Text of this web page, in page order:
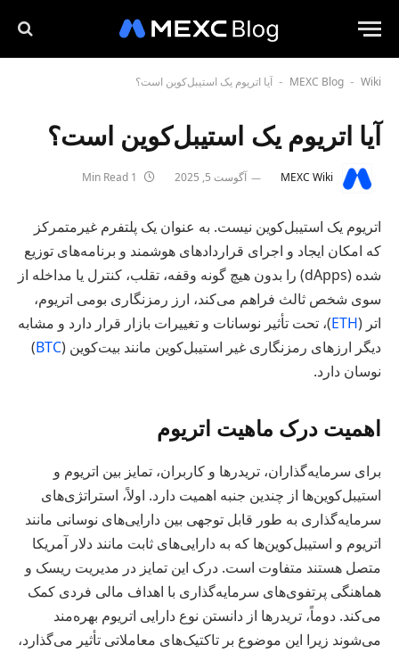
MEXC Blog - Wiki
- آیا اتریوم یک استیبل‌کوین است؟
آیا اتریوم یک استیبل‌کوین است؟
MEXC Wiki آگوست 5, 2025
اتریوم یک استیبل‌کوین نیست. به عنوان یک پلتفرم غیرمتمرکز
که امکان ایجاد و اجرای قراردادهای هوشمند و برنامه‌های توزیع
شده (dApps) را بدون هیچ گونه وقفه، تقلب، کنترل یا مداخله از
سوی شخص ثالث فراهم می‌کند، ارز رمزنگاری بومی اتریوم،
اتر (ETH)، تحت تأثیر نوسانات و تغییرات بازار قرار دارد و مشابه
دیگر ارزهای رمزنگاری غیر استیبل‌کوین مانند بیت‌کوین (BTC
)
نوسان دارد.
اهمیت درک ماهیت اتریوم
برای سرمایه‌گذاران، تریدرها و کاربران، تمایز بین اتریوم و
استیبل‌کوین‌ها از چندین جنبه اهمیت دارد. اولاً، استراتژی‌های
سرمایه‌گذاری به طور قابل توجهی بین دارایی‌های نوسانی مانند
اتریوم و استیبل‌کوین‌ها که به دارایی‌های ثابت مانند دلار آمریکا
متصل هستند متفاوت است. درک این تمایز در مدیریت ریسک و
هماهنگی پرتفوی‌های سرمایه‌گذاری با اهداف مالی فردی کمک
می‌کند. دوماً، تریدرها از دانستن نوع دارایی اتریوم بهره‌مند
می‌شوند زیرا این موضوع بر تاکتیک‌های معاملاتی تأثیر می‌گذارد،